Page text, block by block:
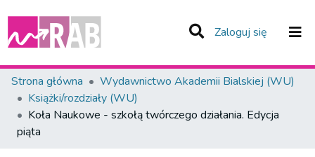
Zaloguj się (current)
Zespoły i Kolekcje
Statystyka
Całe Repozytorium
Strona główna
Wydawnictwo Akademii Bialskiej (WU)
Książki/rozdziały (WU)
Koła Naukowe - szkołą twórczego działania. Edycja
piąta